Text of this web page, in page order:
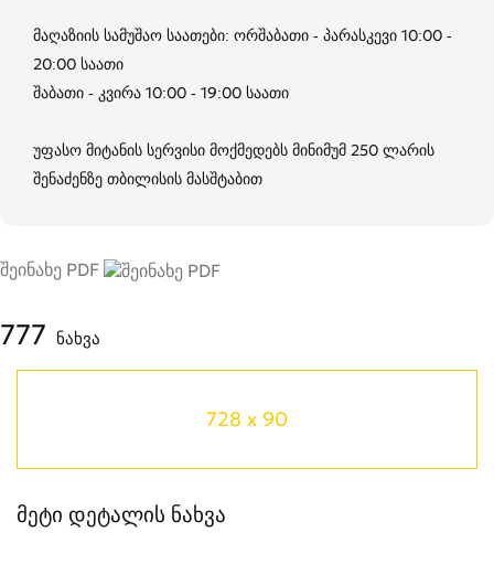
მაღაზიის სამუშაო საათები: ორშაბათი - პარასკევი 10:00 -
20:00 საათი
შაბათი - კვირა 10:00 - 19:00 საათი
უფასო მიტანის სერვისი მოქმედებს მინიმუმ 250 ლარის
შენაძენზე თბილისის მასშტაბით
შეინახე PDF
777 ნახვა
728 x 90
მეტი დეტალის ნახვა